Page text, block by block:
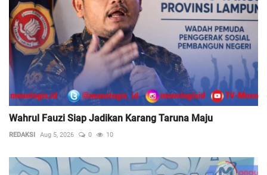
Wahrul Fauzi Siap Jadikan Karang Taruna Maju
REDAKSI Aug 5, 2026 0 10